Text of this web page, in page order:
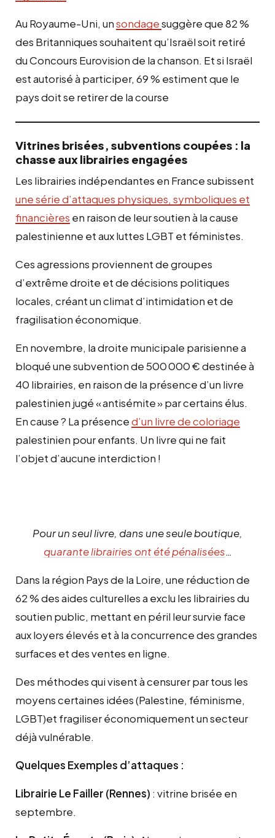
Au Royaume-Uni, unsondagesuggère que 82 %
des Britanniques souhaitent qu’Israël soit retiré
du Concours Eurovision de la chanson. Et si Israël
est autorisé à participer, 69 % estiment que le
pays doit se retirer de la course
Vitrines brisées, subventions coupées : la
chasse aux librairies engagées
Les librairies indépendantes en France subissent
une série d’attaques physiques, symboliques et
financières en raison de leur soutien à la cause
palestinienne et aux luttes LGBT et féministes.
Ces agressions proviennent de groupes
d’extrême droite et de décisions politiques
locales, créant un climat d’intimidation et de
fragilisation économique.
En novembre, la droite municipale parisienne a
bloqué une subvention de 500 000 € destinée à
40 librairies, en raison de la présence d’un livre
palestinien jugé « antisémite » par certains élus.
En cause ? La présenced’un livre de coloriage
palestinien pour enfants. Un livre qui ne fait
l’objet d’aucune interdiction !
Pour un seul livre, dans une seule boutique,
quarante librairies ont été pénalisées…
Dans la région Pays de la Loire, une réduction de
62 % des aides culturelles a exclu les librairies du
soutien public, mettant en péril leur survie face
aux loyers élevés et à la concurrence des grandes
surfaces et des ventes en ligne.
Des méthodes qui visent à censurer par tous les
moyens certaines idées (Palestine, féminisme,
LGBT)et fragiliser économiquement un secteur
déjà vulnérable.
Quelques Exemples d’attaques :
Librairie Le Failler (Rennes) : vitrine brisée en
septembre.